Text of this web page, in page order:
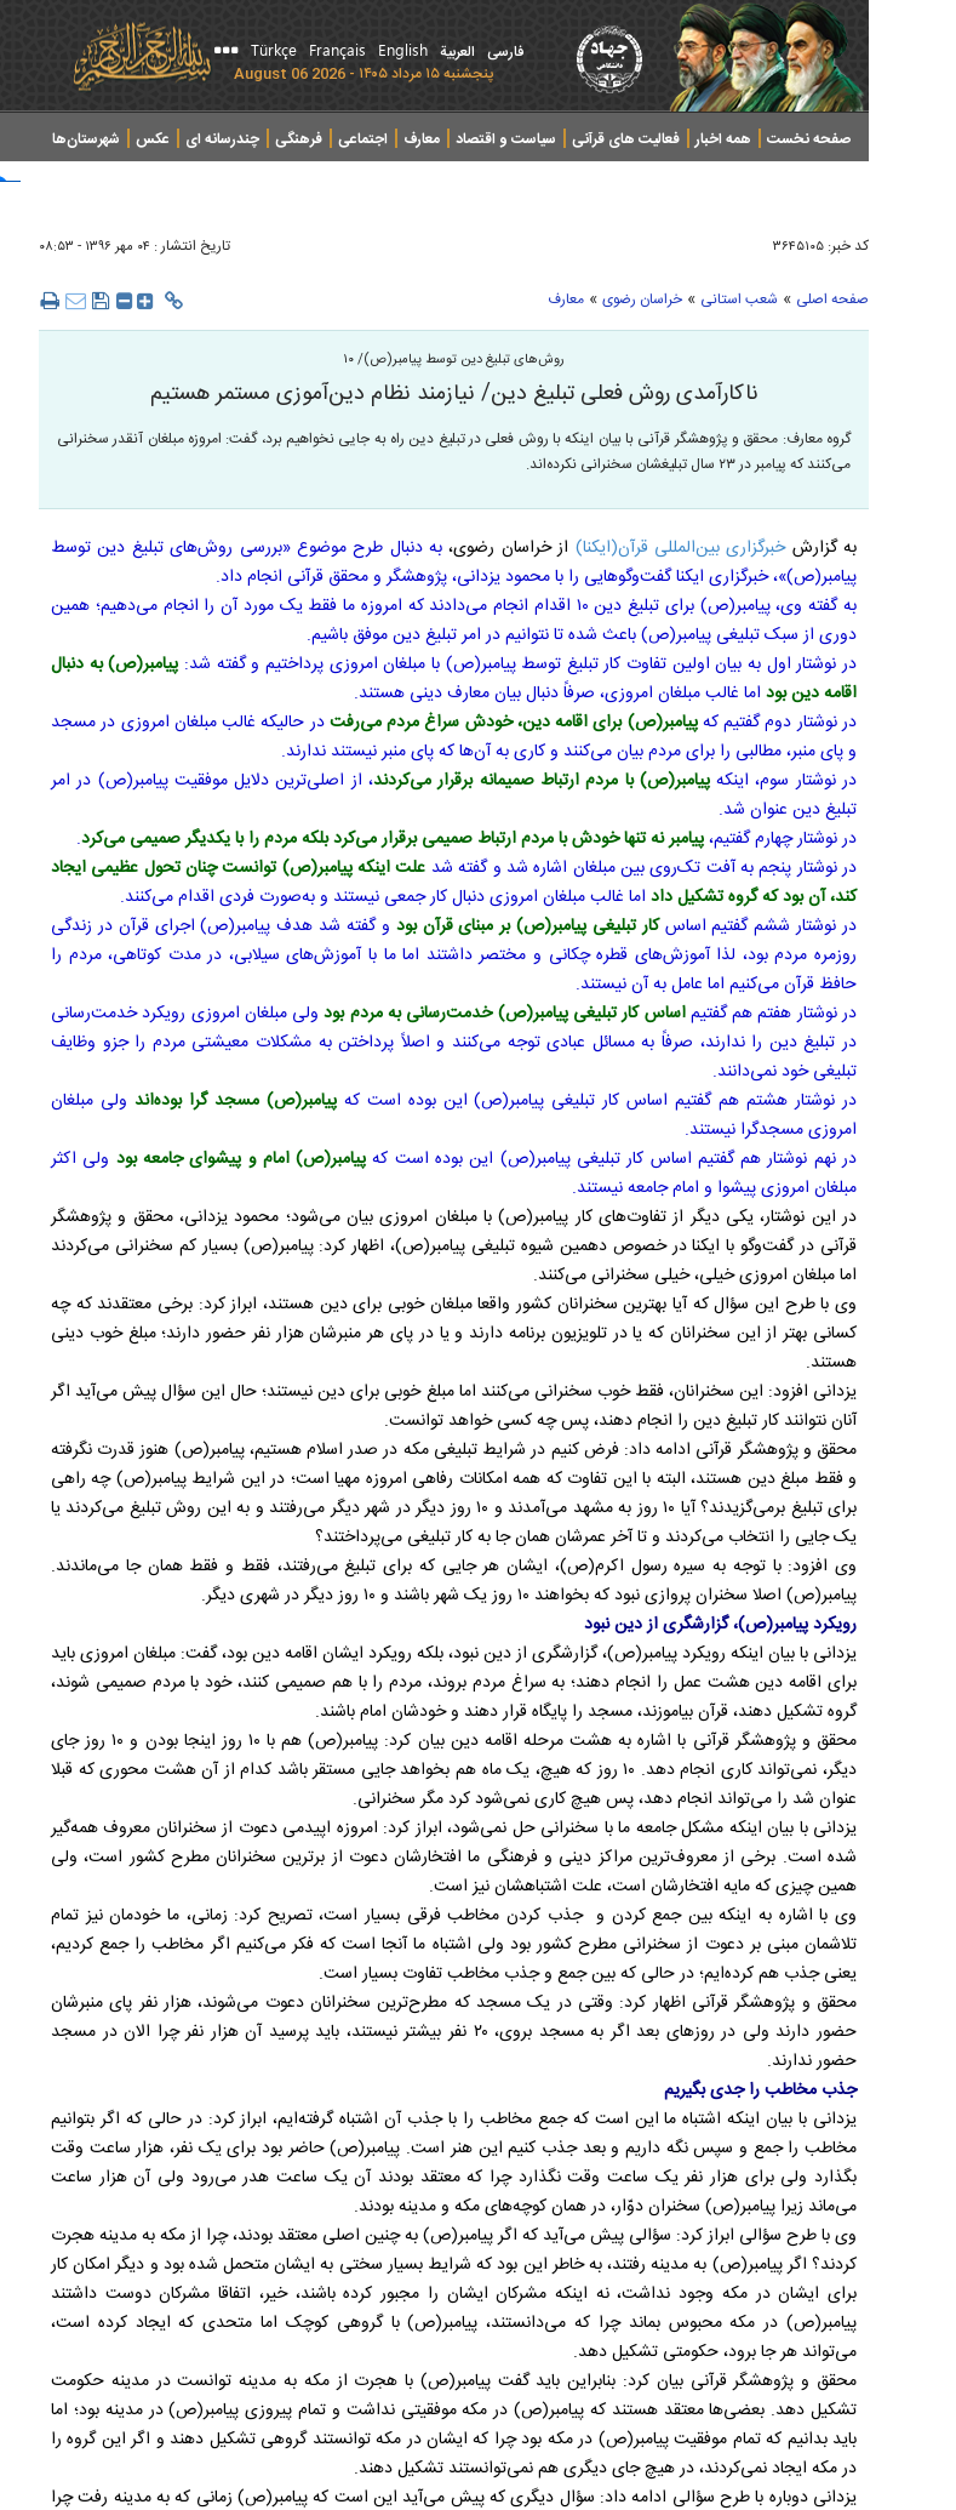
فارسی العربیة English
Français
Türkçe
پنجشنبه ۱۵ مرداد ۱۴۰۵ - 2026 August 06
صفحه نخست همه اخبار فعالیت های قرآنی سیاست و اقتصاد معارف اجتماعی فرهنگی چندرسانه ای عکس شهرستان‌ها
کد خبر: ۳۶۴۵۱۰۵ تاریخ انتشار : ۰۴ مهر ۱۳۹۶ - ۰۸:۵۳
صفحه اصلی » شعب استانی » خراسان رضوی » معارف
روش‌های تبلیغ دین توسط پیامبر(ص)/ ۱۰
ناکارآمدی روش فعلی تبلیغ دین/ نیازمند نظام دین‌آموزی مستمر هستیم
گروه معارف: محقق و پژوهشگر قرآنی با بیان اینکه با روش فعلی در تبلیغ دین راه به جایی نخواهیم برد، گفت: امروزه مبلغان آنقدر سخنرانی
می‌کنند که پیامبر در ۲۳ سال تبلیغشان سخنرانی نکرده‌اند.
به گزارشخبرگزاری بین‌المللی قرآن(ایکنا) از خراسان رضوی، به دنبال طرح موضوع «بررسی روش‌های تبلیغ دین توسط
پیامبر(ص)»، خبرگزاری ایکنا گفت‌وگوهایی را با محمود یزدانی، پژوهشگر و محقق قرآنی انجام داد.
به گفته وی، پیامبر(ص) برای تبلیغ دین ۱۰ اقدام انجام می‌دادند که امروزه ما فقط یک مورد آن را انجام می‌دهیم؛ همین
دوری از سبک تبلیغی پیامبر(ص) باعث شده تا نتوانیم در امر تبلیغ دین موفق باشیم.
در نوشتار اول به بیان اولین تفاوت کار تبلیغ توسط پیامبر(ص) با مبلغان امروزی پرداختیم و گفته شد: پیامبر(ص) به دنبال
اقامه دین بود اما غالب مبلغان امروزی، صرفاً دنبال بیان معارف دینی هستند.
در نوشتار دوم گفتیم کهپیامبر(ص) برای اقامه دین، خودش سراغ مردم می‌رفتدر حالیکه غالب مبلغان امروزی در مسجد
و پای منبر، مطالبی را برای مردم بیان می‌کنند و کاری به آن‌ها که پای منبر نیستند ندارند.
در نوشتار سوم، اینکهپیامبر(ص) با مردم ارتباط صمیمانه برقرار می‌کردند، از اصلی‌ترین دلایل موفقیت پیامبر(ص) در امر
تبلیغ دین عنوان شد.
در نوشتار چهارم گفتیم،پیامبر نه تنها خودش با مردم ارتباط صمیمی برقرار می‌کرد بلکه مردم را با یکدیگر صمیمی می‌کرد.
در نوشتار پنجم به آفت تک‌روی بین مبلغان اشاره شد و گفته شد علت اینکه پیامبر(ص) توانست چنان تحول عظیمی ایجاد
کند، آن بود که گروه تشکیل داد اما غالب مبلغان امروزی دنبال کار جمعی نیستند و به‌صورت فردی اقدام می‌کنند.
در نوشتار ششم گفتیم اساسکار تبلیغی پیامبر(ص) بر مبنای قرآن بود و گفته شد هدف پیامبر(ص) اجرای قرآن در زندگی
روزمره مردم بود، لذا آموزش‌های قطره چکانی و مختصر داشتند اما ما با آموزش‌های سیلابی، در مدت کوتاهی، مردم را
حافظ قرآن می‌کنیم اما عامل به آن نیستند.
در نوشتار هفتم هم گفتیماساس کار تبلیغی پیامبر(ص) خدمت‌رسانی به مردم بودولی مبلغان امروزی رویکرد خدمت‌رسانی
در تبلیغ دین را ندارند، صرفاً به مسائل عبادی توجه می‌کنند و اصلاً پرداختن به مشکلات معیشتی مردم را جزو وظایف
تبلیغی خود نمی‌دانند.
در نوشتار هشتم هم گفتیم اساس کار تبلیغی پیامبر(ص) این بوده است کهپیامبر(ص) مسجد گرا بوده‌اند ولی مبلغان
امروزی مسجدگرا نیستند.
در نهم نوشتار هم گفتیم اساس کار تبلیغی پیامبر(ص) این بوده است که پیامبر(ص) امام و پیشوای جامعه بود ولی اکثر
مبلغان امروزی پیشوا و امام جامعه نیستند.
در این نوشتار، یکی دیگر از تفاو‌ت‌های کار پیامبر(ص) با مبلغان امروزی بیان می‌شود؛ محمود یزدانی، محقق و پژوهشگر
قرآنی در گفت‌وگو با ایکنا در خصوص دهمین شیوه‌ تبلیغی پیامبر(ص)، اظهار کرد: پیامبر(ص) بسیار کم سخنرانی می‌کردند
اما مبلغان امروزی خیلی، خیلی سخنرانی می‌کنند.
وی با طرح این سؤال که آیا بهترین سخنرانان کشور واقعا مبلغان خوبی برای دین هستند، ابراز کرد: برخی معتقدند که چه
کسانی بهتر از این سخنرانان که یا در تلویزیون برنامه دارند و یا در پای هر منبرشان هزار نفر حضور دارند؛ مبلغ خوب دینی
هستند.
یزدانی افزود: این سخنرانان، فقط خوب سخنرانی می‌کنند اما مبلغ خوبی برای دین نیستند؛ حال این سؤال پیش می‌آید اگر
آنان نتوانند کار تبلیغ دین را انجام دهند، پس چه کسی خواهد توانست.
محقق و پژوهشگر قرآنی ادامه داد: فرض کنیم در شرایط تبلیغی مکه در صدر اسلام هستیم، پیامبر(ص) هنوز قدرت نگرفته
و فقط مبلغ دین هستند، البته با این تفاوت که همه امکانات رفاهی امروزه مهیا است؛ در این شرایط پیامبر(ص) چه راهی
برای تبلیغ برمی‌گزیدند؟ آیا ۱۰ روز به مشهد می‌آمدند و ۱۰ روز دیگر در شهر دیگر می‌رفتند و به این روش تبلیغ می‌کردند یا
یک جایی را انتخاب می‌کردند و تا آخر عمرشان همان جا به کار تبلیغی می‌پرداختند؟
وی افزود: با توجه به سیره رسول اکرم(ص)، ایشان هر جایی که برای تبلیغ می‌رفتند، فقط و فقط همان جا می‌ماندند.
پیامبر(ص) اصلا سخنران پروازی نبود که بخواهند ۱۰ روز یک شهر باشند و ۱۰ روز دیگر در شهری دیگر.
رویکرد پیامبر(ص)، گزارشگری از دین نبود
یزدانی با بیان اینکه رویکرد پیامبر(ص)، گزارشگری از دین نبود، بلکه رویکرد ایشان اقامه دین بود، گفت: مبلغان امروزی باید
برای اقامه دین هشت عمل را انجام دهند؛ به سراغ مردم بروند، مردم را با هم صمیمی کنند، خود با مردم صمیمی شوند،
گروه تشکیل دهند، قرآن بیاموزند، مسجد را پایگاه قرار دهند و خودشان امام باشند.
محقق و پژوهشگر قرآنی با اشاره به هشت مرحله اقامه دین بیان کرد: پیامبر(ص) هم با ۱۰ روز اینجا بودن و ۱۰ روز جای
دیگر، نمی‌تواند کاری انجام دهد. ۱۰ روز که هیچ، یک ماه هم بخواهد جایی مستقر باشد کدام از آن هشت محوری که قبلا
عنوان شد را می‌تواند انجام دهد، پس هیچ کاری نمی‌شود کرد مگر سخنرانی.
یزدانی با بیان اینکه مشکل جامعه ما با سخنرانی حل نمی‌شود، ابراز کرد: امروزه اپیدمی دعوت از سخنرانان معروف همه‌گیر
شده است. برخی از معروف‌ترین مراکز دینی و فرهنگی ما افتخارشان دعوت از برترین سخنرانان مطرح کشور است، ولی
همین چیزی که مایه افتخارشان است، علت اشتباهشان نیز است.
وی با اشاره به اینکه بین جمع کردن و جذب کردن مخاطب فرقی بسیار است، تصریح کرد: زمانی، ما خودمان نیز تمام
تلاشمان مبنی بر دعوت از سخنرانی مطرح کشور بود ولی اشتباه ما آنجا است که فکر می‌کنیم اگر مخاطب را جمع کردیم،
یعنی جذب هم کرده‌ایم؛ در حالی که بین جمع و جذب مخاطب تفاوت بسیار است.
محقق و پژوهشگر قرآنی اظهار کرد: وقتی در یک مسجد که مطرح‌ترین سخنرانان دعوت می‌شوند، هزار نفر پای منبرشان
حضور دارند ولی در روزهای بعد اگر به مسجد بروی، ۲۰ نفر بیشتر نیستند، باید پرسید آن هزار نفر چرا الان در مسجد
حضور ندارند.
جذب مخاطب را جدی بگیریم
یزدانی با بیان اینکه اشتباه ما این است که جمع مخاطب را با جذب آن اشتباه گرفته‌ایم، ابراز کرد: در حالی که اگر بتوانیم
مخاطب را جمع و سپس نگه داریم و بعد جذب کنیم این هنر است. پیامبر(ص) حاضر بود برای یک نفر، هزار ساعت وقت
بگذارد ولی برای هزار نفر یک ساعت وقت نگذارد چرا که معتقد بودند آن یک ساعت هدر می‌رود ولی آن هزار ساعت
می‌ماند زیرا پیامبر(ص) سخنران دوّار، در همان کوچه‌های مکه و مدینه بودند.
وی با طرح سؤالی ابراز کرد: سؤالی پیش می‌آید که اگر پیامبر(ص) به چنین اصلی معتقد بودند، چرا از مکه به مدینه هجرت
کردند؟ اگر پیامبر(ص) به مدینه رفتند، به خاطر این بود که شرایط بسیار سختی به ایشان متحمل شده بود و دیگر امکان کار
برای ایشان در مکه وجود نداشت، نه اینکه مشرکان ایشان را مجبور کرده باشند، خیر، اتفاقا مشرکان دوست داشتند
پیامبر(ص) در مکه محبوس بماند چرا که می‌دانستند، پیامبر(ص) با گروهی کوچک اما متحدی که ایجاد کرده است،
می‌تواند هر جا برود، حکومتی تشکیل دهد.
محقق و پژوهشگر قرآنی بیان کرد: بنابراین باید گفت پیامبر(ص) با هجرت از مکه به مدینه توانست در مدینه حکومت
تشکیل دهد. بعضی‌ها معتقد هستند که پیامبر(ص) در مکه موفقیتی نداشت و تمام پیروزی پیامبر(ص) در مدینه بود؛ اما
باید بدانیم که تمام موفقیت پیامبر(ص) در مکه بود چرا که ایشان در مکه توانستند گروهی تشکیل دهند و اگر این گروه را
در مکه ایجاد نمی‌کردند، در هیچ جای دیگری هم نمی‌توانستند تشکیل دهند.
یزدانی دوباره با طرح سؤالی ادامه داد: سؤال دیگری که پیش می‌آید این است که پیامبر(ص) زمانی که به مدینه رفت چرا